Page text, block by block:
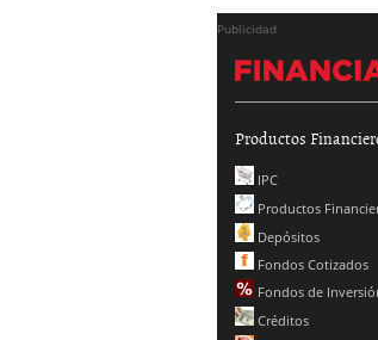
Publicidad
Productos
IPC
Productos
Depósitos
Fondos Cotizados
Fondos de
Créditos